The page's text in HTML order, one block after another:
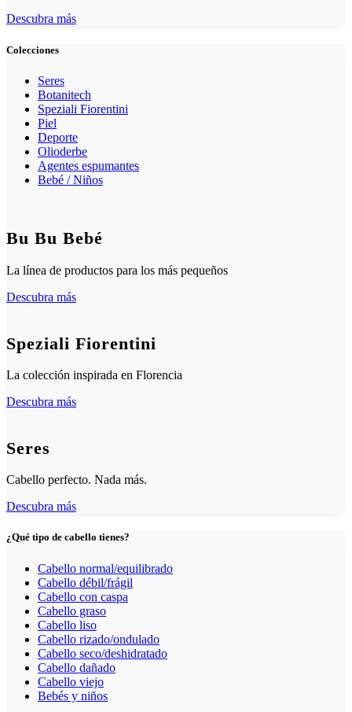
Descubra más
Colecciones
Seres
Botanitech
Speziali Fiorentini
Piel
Deporte
Olioderbe
Agentes espumantes
Bebé / Niños
Bu Bu Bebé
La línea de productos para los más pequeños
Descubra más
Speziali Fiorentini
La colección inspirada en Florencia
Descubra más
Seres
Cabello perfecto. Nada más.
Descubra más
¿Qué tipo de cabello tienes?
Cabello normal/equilibrado
Cabello débil/frágil
Cabello con caspa
Cabello graso
Cabello liso
Cabello rizado/ondulado
Cabello seco/deshidratado
Cabello dañado
Cabello viejo
Bebés y niños